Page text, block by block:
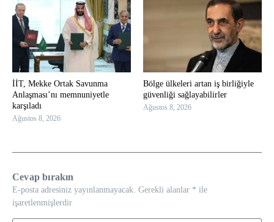
İİT, Mekke Ortak Savunma
Anlaşması’nı memnuniyetle
karşıladı
Ağustos 8, 2026
Bölge ülkeleri artan iş birliğiyle
güvenliği sağlayabilirler
Ağustos 8, 2026
Cevap bırakın
E-posta adresiniz yayınlanmayacak. Gerekli alanlar * ile
işaretlenmişlerdir